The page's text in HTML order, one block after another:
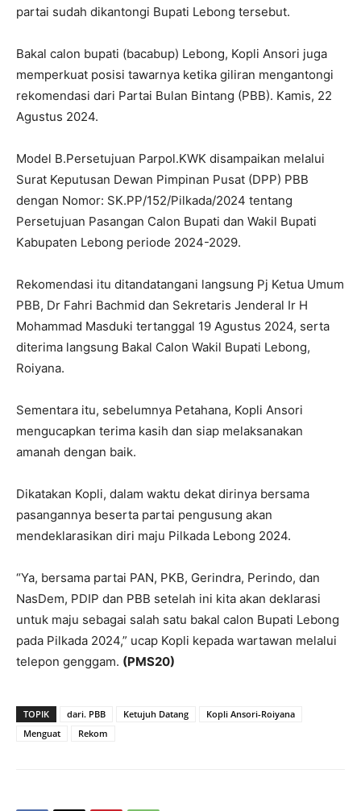
partai sudah dikantongi Bupati Lebong tersebut.
Bakal calon bupati (bacabup) Lebong, Kopli Ansori juga
memperkuat posisi tawarnya ketika giliran mengantongi
rekomendasi dari Partai Bulan Bintang (PBB). Kamis, 22
Agustus 2024.
Model B.Persetujuan Parpol.KWK disampaikan melalui
Surat Keputusan Dewan Pimpinan Pusat (DPP) PBB
dengan Nomor: SK.PP/152/Pilkada/2024 tentang
Persetujuan Pasangan Calon Bupati dan Wakil Bupati
Kabupaten Lebong periode 2024-2029.
Rekomendasi itu ditandatangani langsung Pj Ketua Umum
PBB, Dr Fahri Bachmid dan Sekretaris Jenderal Ir H
Mohammad Masduki tertanggal 19 Agustus 2024, serta
diterima langsung Bakal Calon Wakil Bupati Lebong,
Roiyana.
Sementara itu, sebelumnya Petahana, Kopli Ansori
mengucapkan terima kasih dan siap melaksanakan
amanah dengan baik.
Dikatakan Kopli, dalam waktu dekat dirinya bersama
pasangannya beserta partai pengusung akan
mendeklarasikan diri maju Pilkada Lebong 2024.
“Ya, bersama partai PAN, PKB, Gerindra, Perindo, dan
NasDem, PDIP dan PBB setelah ini kita akan deklarasi
untuk maju sebagai salah satu bakal calon Bupati Lebong
pada Pilkada 2024,” ucap Kopli kepada wartawan melalui
telepon genggam. (PMS20)
TOPIK dari. PBB Ketujuh Datang
Kopli Ansori-Roiyana
Menguat
Rekom